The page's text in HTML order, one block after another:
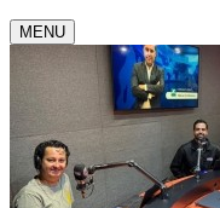
MENU